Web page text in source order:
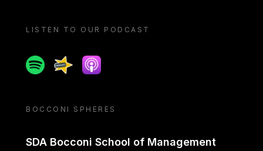
LISTEN TO OUR PODCAST
SpotifySpreakerApple podcast
BOCCONI SPHERES
SDA Bocconi School of Management